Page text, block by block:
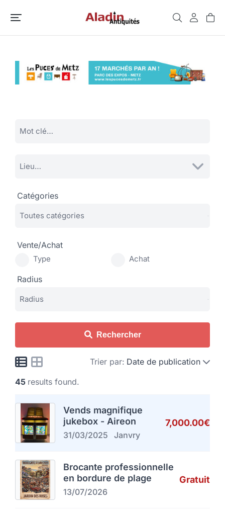
Catégories
Vente/Achat
Type Achat
Radius
Rechercher
Trier par: Date de publication
45 results found.
Vends magnifique
jukebox - Aireon
31/03/2025 Janvry
7,000.00€
Brocante professionnelle
en bordure de plage
13/07/2026
Gratuit